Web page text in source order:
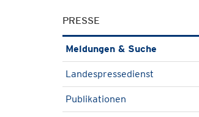
PRESSE
Meldungen & Suche
Landespressedienst
Publikationen